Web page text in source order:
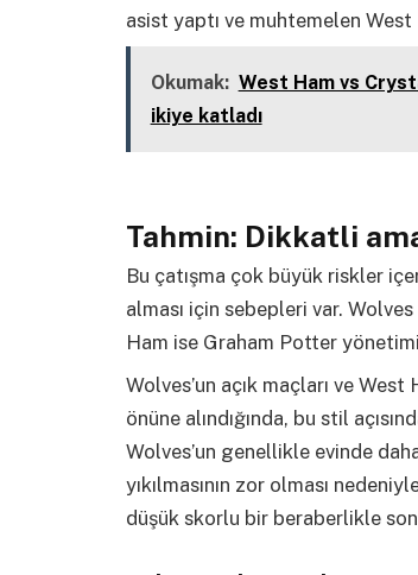
asist yaptı ve muhtemelen West
Okumak: West Ham vs
ikiye katladı
Tahmin: Dikkatli
Bu çatışma çok büyük riskler
alması için sebepleri var.
Ham ise Graham Potter
Wolves’un açık maçları ve
önüne alındığında, bu stil
Wolves’un genellikle evinde daha
yıkılmasının zor olması
düşük skorlu bir beraberlikle